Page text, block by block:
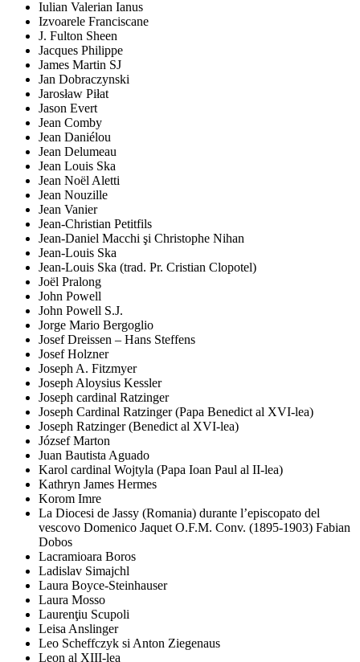
Iulian Valerian Ianus
Izvoarele Franciscane
J. Fulton Sheen
Jacques Philippe
James Martin SJ
Jan Dobraczynski
Jarosław Piłat
Jason Evert
Jean Comby
Jean Daniélou
Jean Delumeau
Jean Louis Ska
Jean Noël Aletti
Jean Nouzille
Jean Vanier
Jean-Christian Petitfils
Jean-Daniel Macchi şi Christophe Nihan
Jean-Louis Ska
Jean-Louis Ska (trad. Pr. Cristian Clopotel)
Joël Pralong
John Powell
John Powell S.J.
Jorge Mario Bergoglio
Josef Dreissen – Hans Steffens
Josef Holzner
Joseph A. Fitzmyer
Joseph Aloysius Kessler
Joseph cardinal Ratzinger
Joseph Cardinal Ratzinger (Papa Benedict al XVI-lea)
Joseph Ratzinger (Benedict al XVI-lea)
József Marton
Juan Bautista Aguado
Karol cardinal Wojtyla (Papa Ioan Paul al II-lea)
Kathryn James Hermes
Korom Imre
La Diocesi de Jassy (Romania) durante l’episcopato del
vescovo Domenico Jaquet O.F.M. Conv. (1895-1903) Fabian
Dobos
Lacramioara Boros
Ladislav Simajchl
Laura Boyce-Steinhauser
Laura Mosso
Laurenţiu Scupoli
Leisa Anslinger
Leo Scheffczyk si Anton Ziegenaus
Leon al XIII-lea